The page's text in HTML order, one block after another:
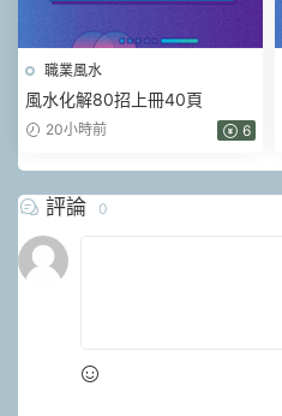
職業風水
風水化解80招上冊40頁
20小時前 6
評論 0